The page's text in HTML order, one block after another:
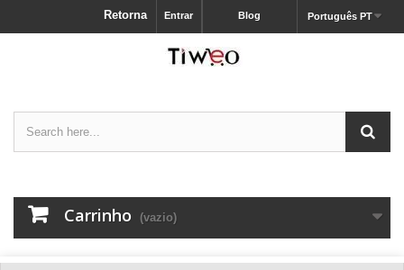
Português PT
Blog
Entrar
Retorna
Carrinho (vazio)